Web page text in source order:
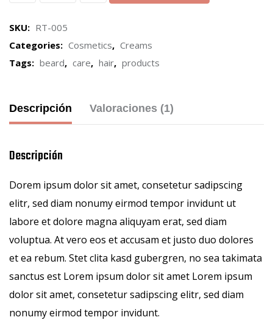
SKU: RT-005
Categories: Cosmetics, Creams
Tags: beard, care, hair, products
Descripción Valoraciones (1)
Descripción
Dorem ipsum dolor sit amet, consetetur sadipscing
elitr, sed diam nonumy eirmod tempor invidunt ut
labore et dolore magna aliquyam erat, sed diam
voluptua. At vero eos et accusam et justo duo dolores
et ea rebum. Stet clita kasd gubergren, no sea takimata
sanctus est Lorem ipsum dolor sit amet Lorem ipsum
dolor sit amet, consetetur sadipscing elitr, sed diam
nonumy eirmod tempor invidunt.